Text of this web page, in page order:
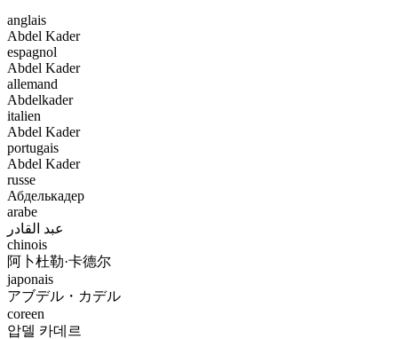
anglais
Abdel Kader
espagnol
Abdel Kader
allemand
Abdelkader
italien
Abdel Kader
portugais
Abdel Kader
russe
Абделькадер
arabe
عبد القادر
chinois
阿卜杜勒·卡德尔
japonais
アブデル・カデル
coreen
압델 카데르